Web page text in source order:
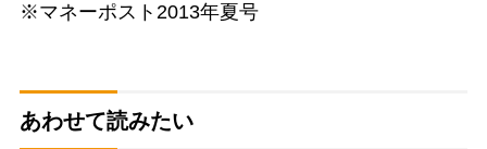
※マネーポスト2013年夏号
あわせて読みたい